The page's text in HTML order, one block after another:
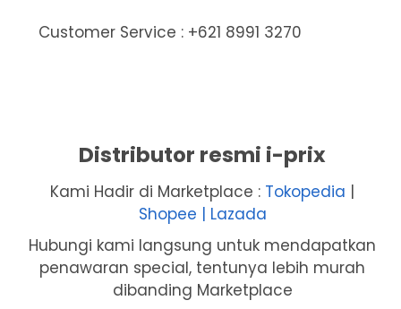
Customer Service : +621 8991 3270
Distributor resmi i-prix
Kami Hadir di Marketplace : Tokopedia
Shopee | Lazada
Hubungi kami langsung untuk mendapatkan
penawaran special, tentunya lebih murah
dibanding Marketplace